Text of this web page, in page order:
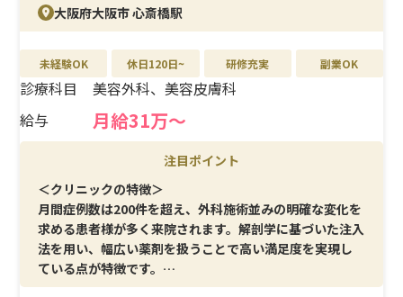
エリアを選択(複数選択可)
北海道・東北
関東
北陸・甲信越
診療科目を選択(複数選択可)
耳鼻咽喉科
形成外科
皮膚科
医療痩身
予防医療
美容皮膚科
泌尿器科
麻酔科
こだわり条件を選択(複数選択可)
未経験OK
休日120日~
研修充実
大阪府大阪市 心斎橋駅
未経験OK 休日120日~ 研修充実 副業OK
診療科目
美容外科、美容皮膚科
給与
月給31万～
注目ポイント
＜クリニックの特徴＞
月間症例数は200件を超え、外科施術並みの明確な変化を
求める患者様が多く来院されます。解剖学に基づいた注入
法を用い、幅広い薬剤を扱うことで高い満足度を実現し
ている点が特徴です。